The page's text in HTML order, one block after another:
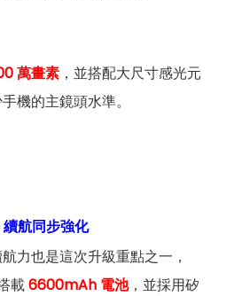
萬畫素 ，並搭配大尺寸感光元
機的主鏡頭水準。
航同步強化
力也是這次升級重點之一，
載6600mAh 電池，並採用矽